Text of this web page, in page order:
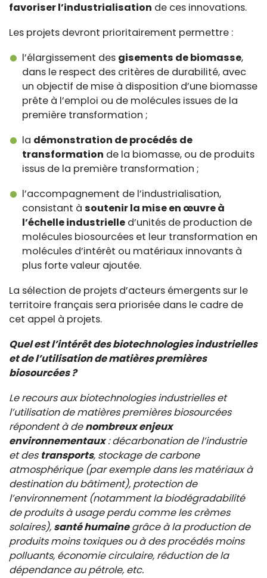
favoriser l’industrialisation de ces innovations.
Les projets devront prioritairement permettre :
l’élargissement des gisements de biomasse,
dans le respect des critères de durabilité, avec
un objectif de mise à disposition d’une biomasse
prête à l’emploi ou de molécules issues de la
première transformation ;
la démonstration de procédés de
transformation de la biomasse, ou de produits
issus de la première transformation ;
l’accompagnement de l’industrialisation,
consistant à soutenir la mise en œuvre à
l’échelle industrielle d’unités de production de
molécules biosourcées et leur transformation en
molécules d’intérêt ou matériaux innovants à
plus forte valeur ajoutée.
La sélection de projets d’acteurs émergents sur le
territoire français sera priorisée dans le cadre de
cet appel à projets.
Quel est l’intérêt des biotechnologies industrielles
et de l’utilisation de matières premières
biosourcées ?
Le recours aux biotechnologies industrielles et
l’utilisation de matières premières biosourcées
répondent à denombreux enjeux
environnementaux: décarbonation de l’industrie
et des transports, stockage de carbone
atmosphérique (par exemple dans les matériaux à
destination du bâtiment), protection de
l’environnement (notamment la biodégradabilité
de produits à usage perdu comme les crèmes
solaires), santé humainegrâce à la production de
produits moins toxiques ou à des procédés moins
polluants, économie circulaire, réduction de la
dépendance au pétrole, etc.